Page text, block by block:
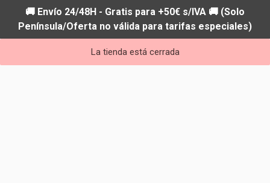
🚚 Envío 24/48H - Gratis para +50€ s/IVA 🚚 (Solo
Península/Oferta no válida para tarifas especiales)
La tienda está cerrada